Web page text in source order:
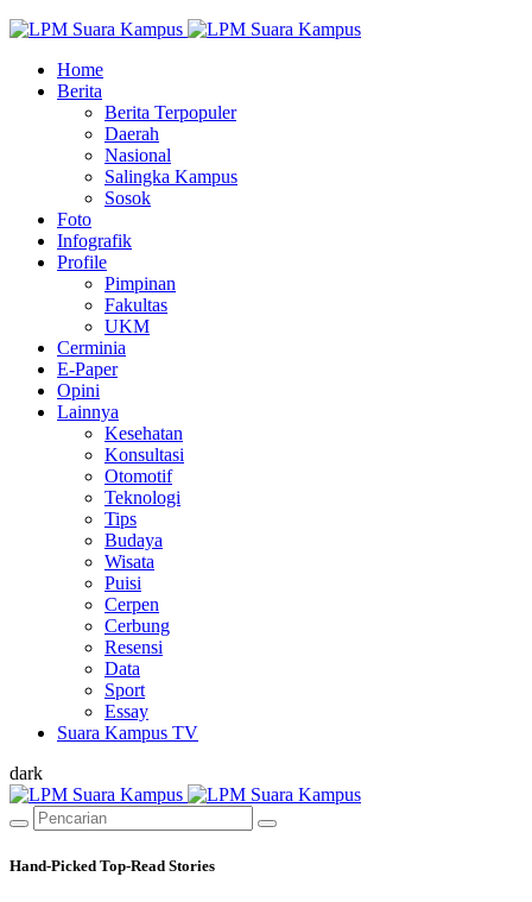
Home
Berita
Berita Terpopuler
Daerah
Nasional
Salingka Kampus
Sosok
Foto
Infografik
Profile
Pimpinan
Fakultas
UKM
Cerminia
E-Paper
Opini
Lainnya
Kesehatan
Konsultasi
Otomotif
Teknologi
Tips
Budaya
Wisata
Puisi
Cerpen
Cerbung
Resensi
Data
Sport
Essay
Suara Kampus TV
dark
Hand-Picked Top-Read Stories